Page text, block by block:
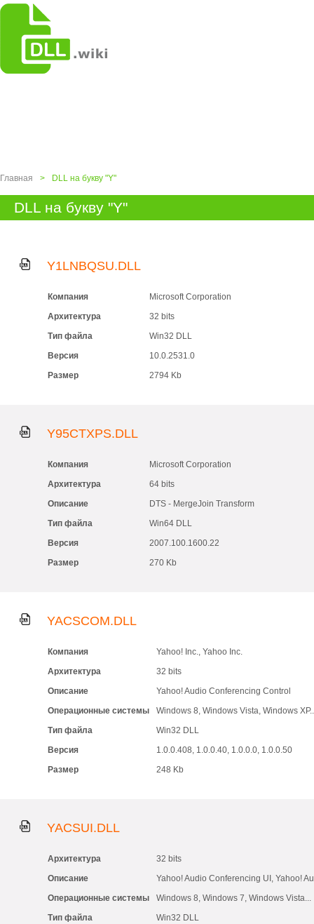
Главная > DLL на букву "Y"
DLL на букву "Y"
Y1LNBQSU.DLL
Компания
Microsoft Corporation
Архитектура
32 bits
Тип файла
Win32 DLL
Версия
10.0.2531.0
Размер
2794 Kb
Y95CTXPS.DLL
Компания
Microsoft Corporation
Архитектура
64 bits
Описание
DTS - MergeJoin Transform
Тип файла
Win64 DLL
Версия
2007.100.1600.22
Размер
270 Kb
YACSCOM.DLL
Компания
Yahoo! Inc., Yahoo Inc.
Архитектура
32 bits
Описание
Yahoo! Audio Conferencing Control
Операционные системы
Windows 8, Windows Vista, Windows
Тип файла
Win32 DLL
Версия
1.0.0.408, 1.0.0.40, 1.0.0.0, 1.0.0.50
Размер
248 Kb
YACSUI.DLL
Архитектура
32 bits
Описание
Yahoo! Audio Conferencing UI, Yahoo!
Операционные системы
Windows 8, Windows 7, Windows Vista...
Тип файла
Win32 DLL